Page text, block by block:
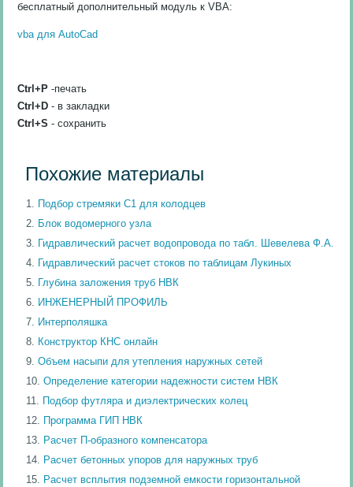
бесплатный дополнительный модуль к VBA:
vba для AutoCad
Ctrl+P -печать
Ctrl+D - в закладки
Ctrl+S - сохранить
Похожие материалы
Подбор стремяки С1 для колодцев
Блок водомерного узла
Гидравлический расчет водопровода по табл. Шевелева Ф.А.
Гидравлический расчет стоков по таблицам Лукиных
Глубина заложения труб НВК
ИНЖЕНЕРНЫЙ ПРОФИЛЬ
Интерполяшка
Конструктор КНС онлайн
Объем насыпи для утепления наружных сетей
Определение категории надежности систем НВК
Подбор футляра и диэлектрических колец
Программа ГИП НВК
Расчет П-образного компенсатора
Расчет бетонных упоров для наружных труб
Расчет всплытия подземной емкости горизонтальной